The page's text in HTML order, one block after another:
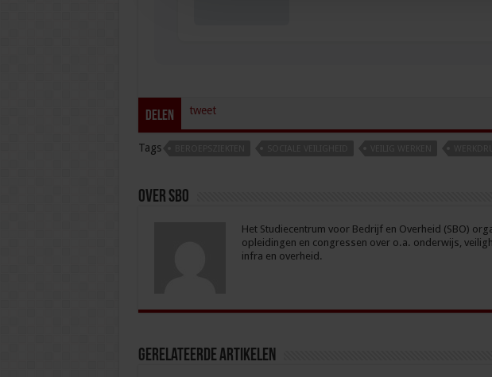
Delen tweet
Tags
Over sbo
Het Studiecentrum voor Bedrijf en Overheid (SBO)
opleidingen en congressen over o.a. onderwijs,
infra en overheid.
Gerelateerde Artikelen